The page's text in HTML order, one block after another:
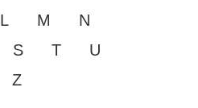
L M
N
S T
U
Z